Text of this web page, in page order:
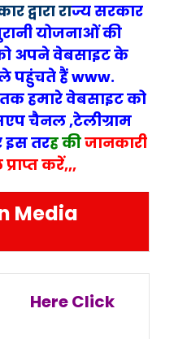
द्वारा राज्यसरकार
योजनाओं की
अपने वेबसाइट के
पहुंचते हैं www.
हमारे वेबसाइट को
चैनल ,टेलीग्राम
तरह कीजानकारी
करें,,,
Media
Here Click